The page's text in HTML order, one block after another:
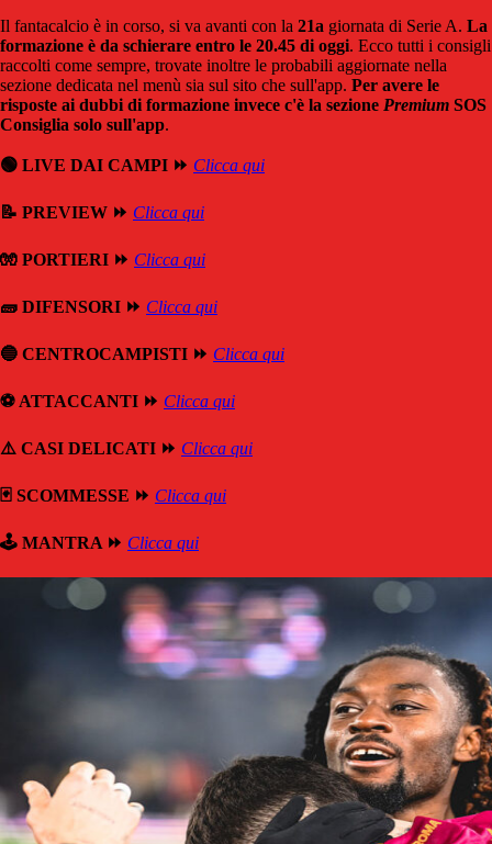
Il fantacalcio è in corso, si va avanti con la 21a giornata di Serie A. La
formazione è da schierare entro le 20.45 di oggi. Ecco tutti i consigli
raccolti come sempre, trovate inoltre le probabili aggiornate nella
sezione dedicata nel menù sia sul sito che sull'app. Per avere le
risposte ai dubbi di formazione invece c'è la sezione Premium SOS
Consiglia solo sull'app.
🟢 LIVE DAI CAMPI ⏩ Clicca qui
📝 PREVIEW ⏩ Clicca qui
🧤 PORTIERI ⏩ Clicca qui
🧱 DIFENSORI ⏩ Clicca qui
🔵 CENTROCAMPISTI ⏩ Clicca qui
⚽️ ATTACCANTI ⏩ Clicca qui
⚠️ CASI DELICATI ⏩ Clicca qui
🃏 SCOMMESSE ⏩ Clicca qui
🕹️ MANTRA ⏩ Clicca qui